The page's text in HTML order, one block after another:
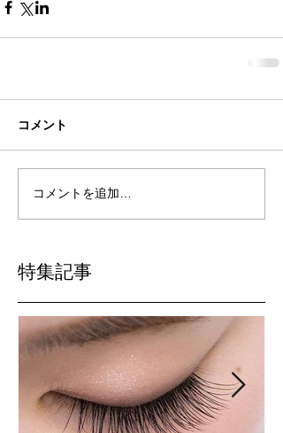
コメント
コメントを追加…
特集記事